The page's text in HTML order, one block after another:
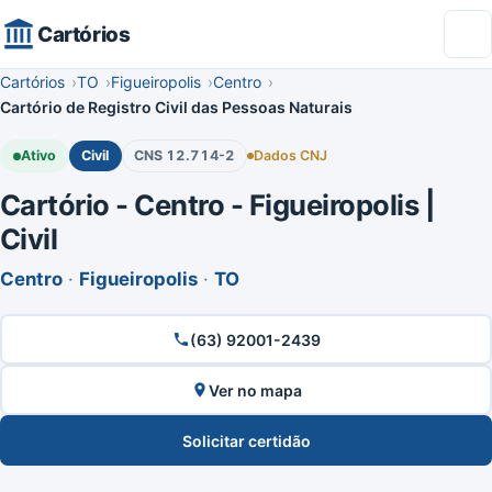
Cartórios
Cartórios TO Figueiropolis
Centro
Cartório de Registro Civil das Pessoas Naturais
Ativo Civil CNS 12.714-2 Dados CNJ
Cartório - Centro - Figueiropolis |
Civil
Centro · Figueiropolis · TO
(63) 92001-2439
Ver no mapa
Solicitar certidão